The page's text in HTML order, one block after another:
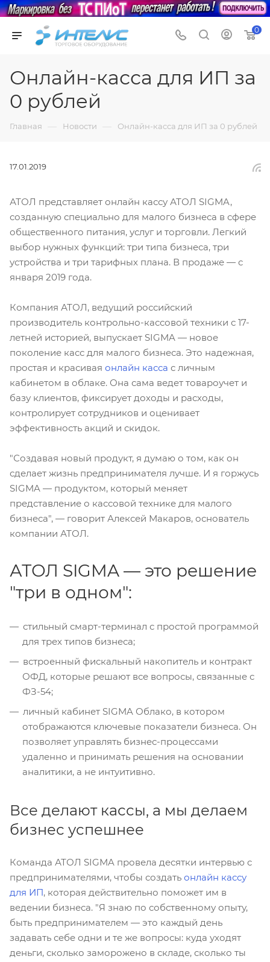
0
Онлайн-касса для ИП за
0 рублей
Главная — Новости — Онлайн-касса для ИП за 0 рублей
17.01.2019
АТОЛ представляет онлайн кассу АТОЛ SIGMA,
созданную специально для малого бизнеса в сфере
общественного питания, услуг и торговли. Легкий
выбор нужных функций: три типа бизнеса, три
устройства и три тарифных плана. В продаже — с
января 2019 года.
Компания АТОЛ, ведущий российский
производитель контрольно-кассовой техники с 17-
летней историей, выпускает SIGMA — новое
поколение касс для малого бизнеса. Это надежная,
простая и красивая онлайн касса с личным
кабинетом в облаке. Она сама ведет товароучет и
базу клиентов, фиксирует доходы и расходы,
контролирует сотрудников и оценивает
эффективность акций и скидок.
"Создавая новый продукт, я думаю о том, как он
сделает жизнь предпринимателя лучше. И я горжусь
SIGMA — продуктом, который меняет
представление о кассовой технике для малого
бизнеса", — говорит Алексей Макаров, основатель
компании АТОЛ.
АТОЛ SIGMA — это решение
"три в одном":
стильный смарт-терминал с простой программой
для трех типов бизнеса;
встроенный фискальный накопитель и контракт
ОФД, которые решают все вопросы, связанные с
ФЗ-54;
личный кабинет SIGMA Облако, в котором
отображаются ключевые показатели бизнеса. Он
позволяет управлять бизнес-процессами
удаленно и принимать решения на основании
аналитики, а не интуитивно.
Все делают кассы, а мы делаем
бизнес успешнее
Команда АТОЛ SIGMA провела десятки интервью с
предпринимателями, чтобы создать онлайн кассу
для ИП, которая действительно поможет им в
ведении бизнеса. "Я знаю по собственному опыту,
быть предпринимателем — это каждый день
задавать себе одни и те же вопросы: куда уходят
деньги, сколько заморожено в складе, сколько ты